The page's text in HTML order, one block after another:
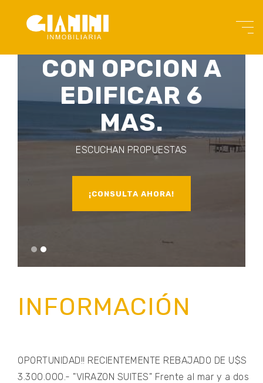
12 UNIDADES
CON OPCION A
EDIFICAR 6
MAS.
ESCUCHAN PROPUESTAS
¡CONSULTA AHORA!
INFORMACIÓN
OPORTUNIDAD!! RECIENTEMENTE REBAJADO DE U$S
3.300.000.- "VIRAZON SUITES" Frente al mar y a dos